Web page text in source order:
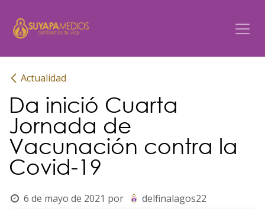
Actualidad
Da inició Cuarta
Jornada de
Vacunación contra la
Covid-19
6 de mayo de 2021 por delfinalagos22